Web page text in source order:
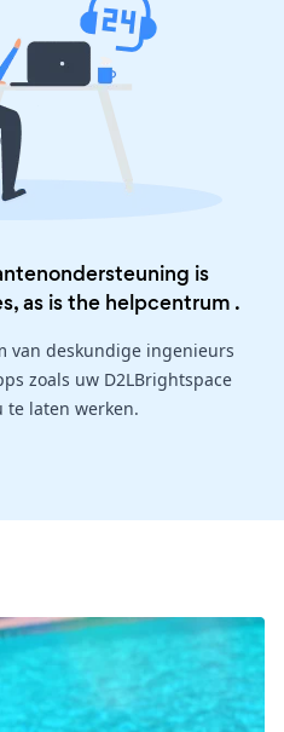
is
as is the helpcentrum .
van deskundige ingenieurs
zoals uw D2LBrightspace
te laten werken.